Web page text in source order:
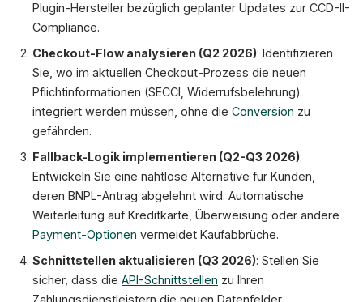
Plugin-Hersteller bezüglich geplanter Updates zur CCD-II-
Compliance.
Checkout-Flow analysieren (Q2 2026): Identifizieren
Sie, wo im aktuellen Checkout-Prozess die neuen
Pflichtinformationen (SECCI, Widerrufsbelehrung)
integriert werden müssen, ohne die Conversion zu
gefährden.
Fallback-Logik implementieren (Q2-Q3 2026):
Entwickeln Sie eine nahtlose Alternative für Kunden,
deren BNPL-Antrag abgelehnt wird. Automatische
Weiterleitung auf Kreditkarte, Überweisung oder andere
Payment-Optionen vermeidet Kaufabbrüche.
Schnittstellen aktualisieren (Q3 2026): Stellen Sie
sicher, dass die API-Schnittstellen zu Ihren
Zahlungsdienstleistern die neuen Datenfelder